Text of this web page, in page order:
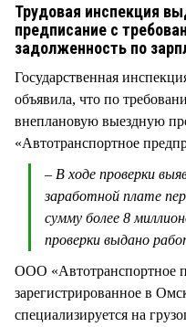
Трудовая инспекция
предписание с
задолженность по
Государственная
объявила, что по
внеплановую выездную
«Автотранспортное
– В ходе проверки
заработной плате
сумму более 8
проверки выдано
ООО «Автотранспортное
зарегистрированное в
специализируется на